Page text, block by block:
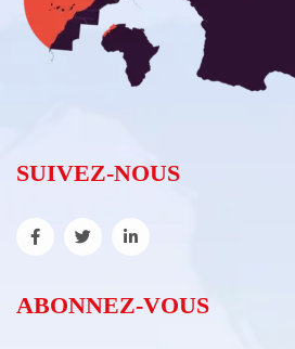
SUIVEZ-NOUS
ABONNEZ-VOUS